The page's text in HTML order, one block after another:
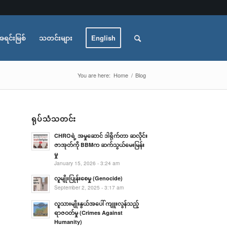
င်းမြစ် သတင်းများ English
You are here: Home / Blog
ရုပ်သံသတင်း
CHROရဲ့ အမှုဆောင် ဒါရိုက်တာ ဆလိုင်း
ဇာအုတ်ကို BBMက ဆက်သွယ်မေးမြန်း
မှု
January 15, 2026 - 3:24 am
လူမျိုးပြုန်းစေမှု (Genocide)
September 2, 2025 - 3:17 am
လူသားမျိုးနွယ်အပေါ် ကျူးလွန်သည့်
ရာဇဝတ်မှု (Crimes Against
Humanity)